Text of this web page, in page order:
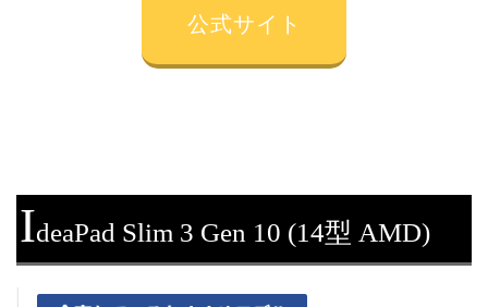
公式サイト
IdeaPad Slim 3 Gen 10 (14型 AMD)